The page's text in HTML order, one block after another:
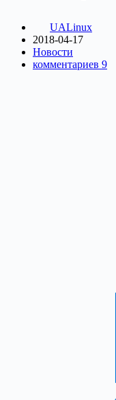
UALinux
2018-04-17
Новости
комментариев 9